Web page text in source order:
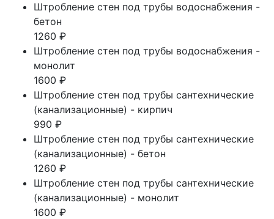
Штробление стен под трубы водоснабжения -
бетон
1260 ₽
Штробление стен под трубы водоснабжения -
монолит
1600 ₽
Штробление стен под трубы сантехнические
(канализационные) - кирпич
990 ₽
Штробление стен под трубы сантехнические
(канализационные) - бетон
1260 ₽
Штробление стен под трубы сантехнические
(канализационные) - монолит
1600 ₽